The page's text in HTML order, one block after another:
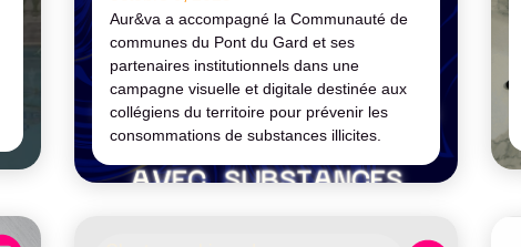
Aur&va a accompagné la Communauté de
communes du Pont du Gard et ses
partenaires institutionnels dans une
campagne visuelle et digitale destinée aux
collégiens du territoire pour prévenir les
consommations de substances illicites.